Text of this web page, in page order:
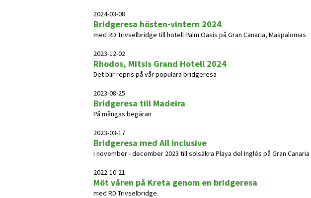
2024-03-08
Bridgeresa hösten-vintern 2024
med RD Trivselbridge till hotell Palm Oasis på Gran Canaria, Maspalomas
2023-12-02
Rhodos, Mitsis Grand Hotell 2024
Det blir repris på vår populära bridgeresa
2023-08-25
Bridgeresa till Madeira
På mångas begäran
2023-03-17
Bridgeresa med All inclusive
i november - december 2023 till solsäkra Playa del Inglés på Gran Canaria
2022-10-21
Möt våren på Kreta genom en bridgeresa
med RD Trivselbridge.